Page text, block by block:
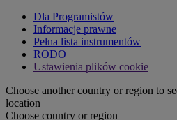
Dla Programistów
Informacje prawne
Pełna lista instrumentów
RODO
Ustawienia plików cookie
Choose another country or region to
location
Choose country or region